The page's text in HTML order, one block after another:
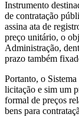
Instrumento
de contratação
assina ata de
preço unitário, o
Administração,
prazo também
Portanto, o
licitação e sim um
formal de preços
bens para